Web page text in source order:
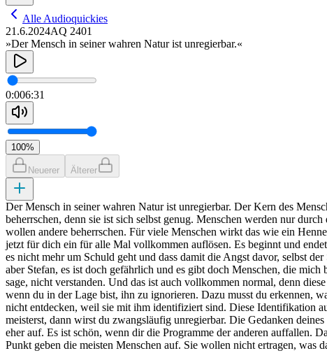
Alle Audioquickies
21.6.2024AQ 2401
»Der Mensch in seiner wahren Natur ist unregierbar.«
0:006:31
100%
Neuerer Älterer
Der Mensch in seiner wahren Natur ist unregierbar. Der Kern des
beherrschen, denn sie ist sich selbst genug. Menschen werden nur
wollen andere beherrschen. Für viele Menschen wirkt das wie ein
jetzt für dich ein für alle Mal vollkommen auflösen. Es beginnt und
es nicht mehr um Schuld geht und dass damit die Angst davor, selbst
aber Stefan, es ist doch gefährlich und es gibt doch Menschen, die
sage, nicht verstanden. Und das ist auch vollkommen normal, denn
wenn du in der Lage bist, ihn zu ignorieren. Dazu musst du erkennen,
nicht entdecken, weil sie mit ihm identifiziert sind. Diese Identifikation
meisterst, dann wirst du zwangsläufig unregierbar. Die Gedanken
eher auf. Es ist schön, wenn dir die Programme der anderen auffallen.
Punkt geben die meisten Menschen auf. Sie wollen nicht ertragen, was